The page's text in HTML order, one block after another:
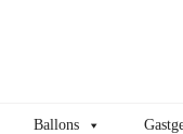
Ballons